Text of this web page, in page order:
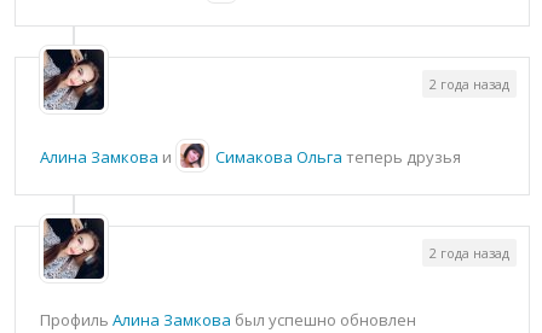
Алина Замкова и Симакова Ольга теперь друзья
2 года назад
Профиль Алина Замкова был успешно обновлен
2 года назад